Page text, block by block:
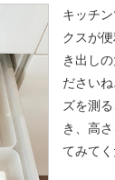
キッチ
クスが
き出し
ださい
ズを測
き、高
てみてく